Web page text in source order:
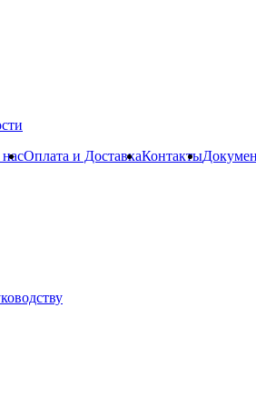
Оплата и ДоставкаКонтакты